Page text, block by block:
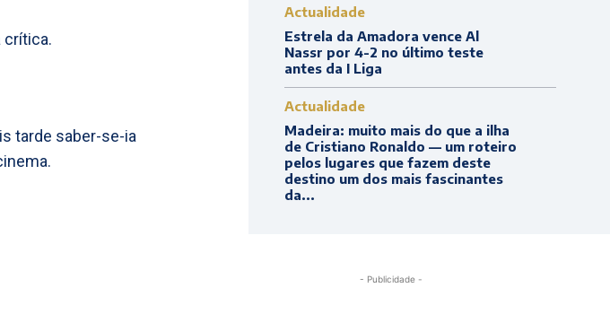
crítica.
tarde saber-se-ia
Actualidade
Estrela da Amadora vence Al
Nassr por 4-2 no último teste
antes da I Liga
Actualidade
Madeira: muito mais do que a ilha
de Cristiano Ronaldo — um roteiro
pelos lugares que fazem deste
destino um dos mais fascinantes
da...
- Publicidade -